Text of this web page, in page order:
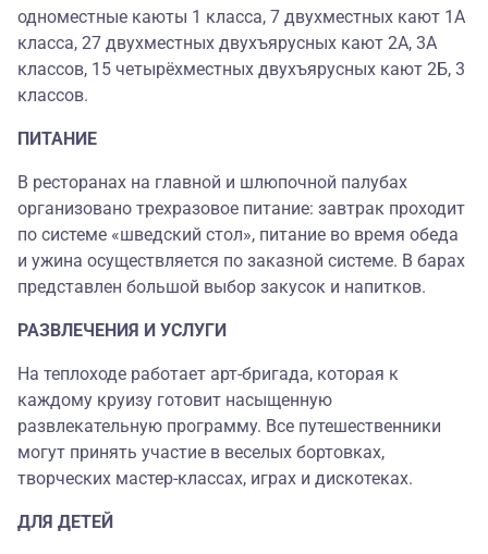
одноместные каюты 1 класса, 7 двухместных кают 1А
класса, 27 двухместных двухъярусных кают 2А, 3А
классов, 15 четырёхместных двухъярусных кают 2Б, 3
классов.
ПИТАНИЕ
В ресторанах на главной и шлюпочной палубах
организовано трехразовое питание: завтрак проходит
по системе «шведский стол», питание во время обеда
и ужина осуществляется по заказной системе. В барах
представлен большой выбор закусок и напитков.
РАЗВЛЕЧЕНИЯ И УСЛУГИ
На теплоходе работает арт-бригада, которая к
каждому круизу готовит насыщенную
развлекательную программу. Все путешественники
могут принять участие в веселых бортовках,
творческих мастер-классах, играх и дискотеках.
ДЛЯ ДЕТЕЙ